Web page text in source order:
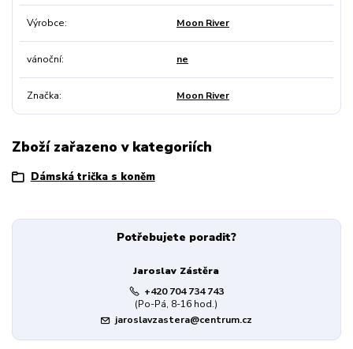
Výrobce Moon River
vánoční ne
Značka Moon River
Zboží zařazeno v kategoriích
Dámská trička s koněm
Potřebujete poradit?
Jaroslav Zástěra
+420 704 734 743
(Po-Pá, 8-16 hod.)
jaroslavzastera@centrum.cz